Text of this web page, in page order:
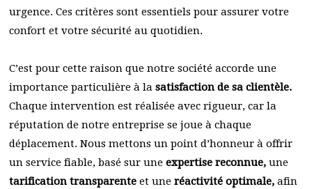
urgence. Ces critères sont essentiels pour assurer votre
confort et votre sécurité au quotidien.
C’est pour cette raison que notre société accorde une
importance particulière à la satisfaction de sa clientèle.
Chaque intervention est réalisée avec rigueur, car la
réputation de notre entreprise se joue à chaque
déplacement. Nous mettons un point d’honneur à offrir
un service fiable, basé sur une expertise reconnue, une
tarification transparente et une réactivité optimale, afin